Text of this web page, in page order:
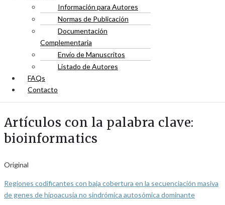
Información para Autores
Normas de Publicación
Documentación
Complementaria
Envío de Manuscritos
Listado de Autores
FAQs
Contacto
Artículos con la palabra clave:
bioinformatics
Original
Regiones codificantes con baja cobertura en la secuenciación masiva
de genes de hipoacusia no sindrómica autosómica dominante